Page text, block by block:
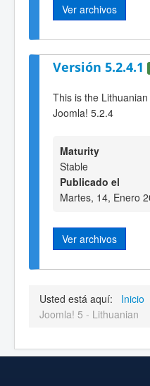
Ver archivos
Versión 5.2.4.1
This is the
Joomla! 5.2.4
Maturity
Stable
Publicado el
Martes, 14, Enero
Ver archivos
Usted está aquí: Inicio
Joomla! 5 - Lithuanian